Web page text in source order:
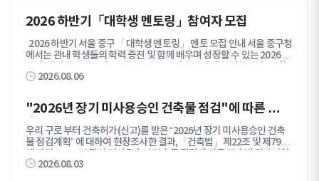
공
사
항
탭
텐
츠
목
록
2026 하반기「대학생 멘토링」참여자 모집
2026 하반기 서울 중구 「대학생 멘토링」 멘토 모집 안내 서울 중구청
에서는 관내 학생들의 학력 증진 및 함께 배우며 성장할 수 있는 2026 하
동안내 ○ 모집기간 : ~ 2026. 9. 1. (화) ○ 활동기간 : 2026. 9월 ~ 12월
방법 - 그룹별 온라인(Zoom 등) 학습지도 및 진로 탐색 지원 - 주 1~2
회(1시간 이상) 총 30시간 이상 활동, 회차별 활동일지 작성 ○ 지도과목 :
국어·영어·수학·과학·사회·역사 ※그룹 매칭 후 멘토-멘티 협의하여 과
목 선정 ■ 모집조건 ○ 서울 소재 대학교 재·휴학생 ○ 교과목 학습지도,
공부 습관 개선, 진로 탐색 지원 등 멘토링이 가능한 자 ○ 멘토링 기간 동
안 책임감을 갖고 끝까지 참여할 수 있는 자 ■ 지원내용 ○ 멘토링 필요경
비(교재비, 온라인 화상 플랫폼 이용료, 간식비 등) ○ 봉사시간 인정(136
2026.08.06
"2026년 장기 미사용승인 건축물 점검"에 따른 건
축법 위반사항 시정 통지알림에 따른 공시송달
우리 구로 부터 건축허가(신고)를 받은 “2026년 장기 미사용승인 건축
물 점검계획” 에 대하여 현장조사한 결과,「건축법」제22조 및 제79조
에 따라 “2026년 장기 미사용승인 건축물 점검에 따른 건축법 위반사항
시정 통지알림” 공문을 등기우편물로 송달하였으나, 기타사유로 송달이
2026.08.03